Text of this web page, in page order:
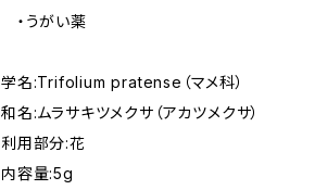
・うがい薬
学名:Trifolium pratense（マメ科）
和名:ムラサキツメクサ（アカツメクサ）
利用部分:花
内容量:5g